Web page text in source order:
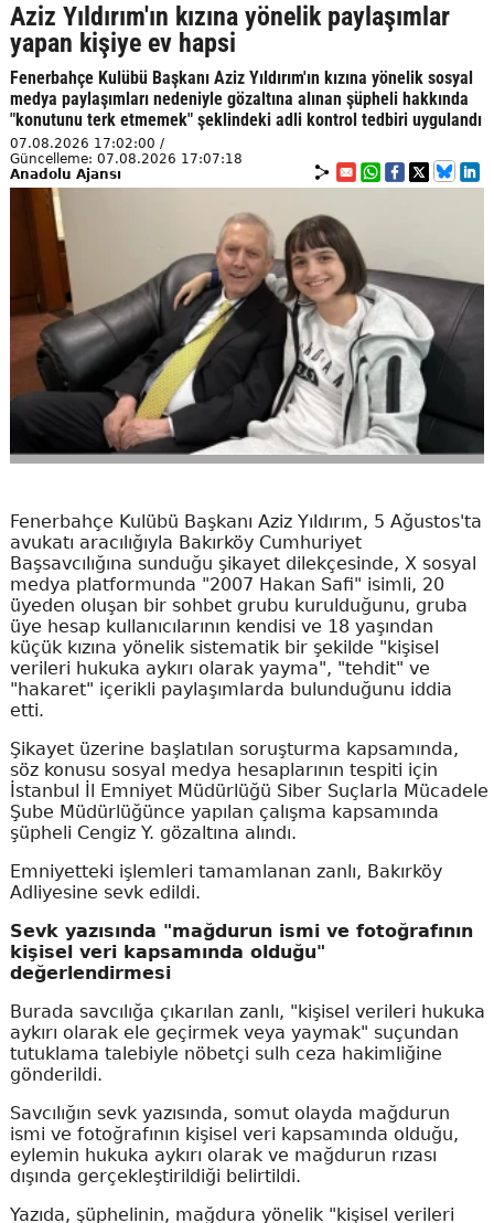
Aziz Yıldırım'ın kızına yönelik paylaşımlar
yapan kişiye ev hapsi
Fenerbahçe Kulübü Başkanı Aziz Yıldırım'ın kızına yönelik sosyal
medya paylaşımları nedeniyle gözaltına alınan şüpheli hakkında
"konutunu terk etmemek" şeklindeki adli kontrol tedbiri uygulandı
07.08.2026 17:02:00 /
Güncelleme: 07.08.2026 17:07:18
Anadolu Ajansı
Fenerbahçe Kulübü Başkanı Aziz Yıldırım, 5 Ağustos'ta
avukatı aracılığıyla Bakırköy Cumhuriyet
Başsavcılığına sunduğu şikayet dilekçesinde, X sosyal
medya platformunda "2007 Hakan Safi" isimli, 20
üyeden oluşan bir sohbet grubu kurulduğunu, gruba
üye hesap kullanıcılarının kendisi ve 18 yaşından
küçük kızına yönelik sistematik bir şekilde "kişisel
verileri hukuka aykırı olarak yayma", "tehdit" ve
"hakaret" içerikli paylaşımlarda bulunduğunu iddia
etti.
Şikayet üzerine başlatılan soruşturma kapsamında,
söz konusu sosyal medya hesaplarının tespiti için
İstanbul İl Emniyet Müdürlüğü Siber Suçlarla Mücadele
Şube Müdürlüğünce yapılan çalışma kapsamında
şüpheli Cengiz Y. gözaltına alındı.
Emniyetteki işlemleri tamamlanan zanlı, Bakırköy
Adliyesine sevk edildi.
Sevk yazısında "mağdurun ismi ve fotoğrafının
kişisel veri kapsamında olduğu"
değerlendirmesi
Burada savcılığa çıkarılan zanlı, "kişisel verileri hukuka
aykırı olarak ele geçirmek veya yaymak" suçundan
tutuklama talebiyle nöbetçi sulh ceza hakimliğine
gönderildi.
Savcılığın sevk yazısında, somut olayda mağdurun
ismi ve fotoğrafının kişisel veri kapsamında olduğu,
eylemin hukuka aykırı olarak ve mağdurun rızası
dışında gerçekleştirildiği belirtildi.
Yazıda, şüphelinin, mağdura yönelik "kişisel verileri